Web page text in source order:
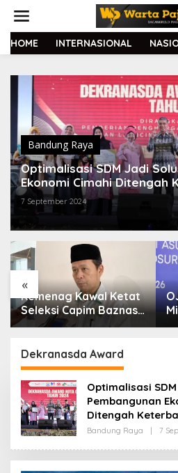
t
HOME INTERNASIONAL
Bandung Raya
Optimalisasi SDM Jadi
Ekonomi Cimahi Ditengah
7 September 2024
«
Kemenag Kawal Ketat
Seleksi Capim Baznas
Kota Cimahi: Kita Ingin
Berintegritas
Dekranasda Award
Optimalisasi
Pembangunan
Ditengah
Bandung Raya 7